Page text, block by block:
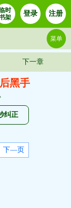
时
架
登录 注册
菜单
下一章
黑手
纠正
下—页